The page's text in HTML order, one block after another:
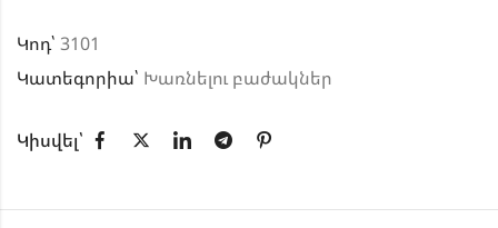
Կոդ՝ 3101
Կատեգորիա՝ Խառնելու բաժակներ
Կիսվել՝